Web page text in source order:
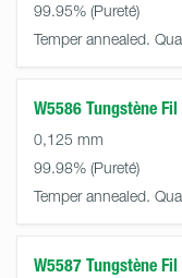
99.95%
Temper annealed.
W5586 Tungstène
0,125 mm
99.98%
Temper annealed.
W5587 Tungstène